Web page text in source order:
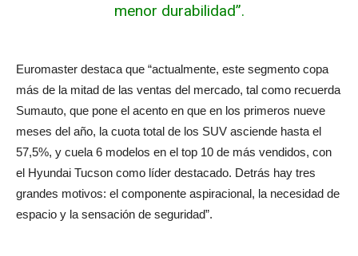
menor durabilidad”.
Euromaster destaca que “actualmente, este segmento copa
más de la mitad de las ventas del mercado, tal como recuerda
Sumauto, que pone el acento en que en los primeros nueve
meses del año, la cuota total de los SUV asciende hasta el
57,5%, y cuela 6 modelos en el top 10 de más vendidos, con
el Hyundai Tucson como líder destacado. Detrás hay tres
grandes motivos: el componente aspiracional, la necesidad de
espacio y la sensación de seguridad”.